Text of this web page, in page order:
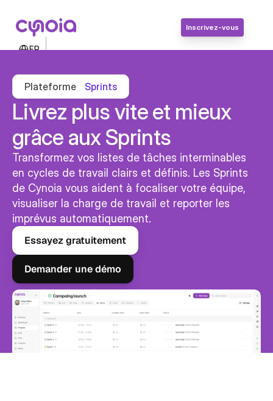
Inscrivez-vous
FR
Connexion
Inscrivez-vous
Plateforme Sprints
Livrez plus vite et mieux
grâce aux Sprints
Transformez vos listes de tâches interminables
en cycles de travail clairs et définis. Les Sprints
de Cynoia vous aident à focaliser votre équipe,
visualiser la charge de travail et reporter les
imprévus automatiquement.
Essayez gratuitement
Demander une démo